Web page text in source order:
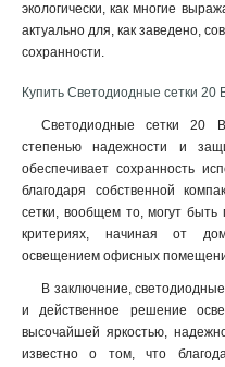
экологически, как многие
актуально для, как заведено,
сохранности.
Купить Светодиодные сетки 20
Светодиодные сетки 20
степенью надежности и
обеспечивает сохранность
благодаря собственной
сетки, вообщем то, могут быть
критериях, начиная от
освещением офисных
В заключение,
и действенное решение
высочайшей яркостью,
известно о том, что